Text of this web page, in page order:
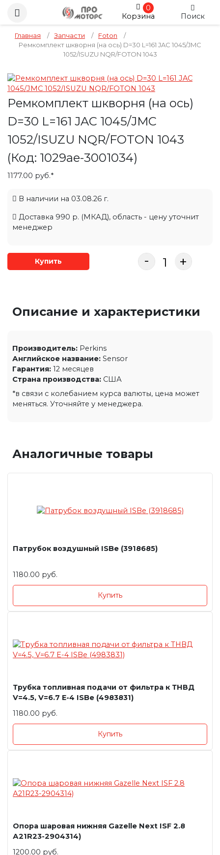
0
Корзина
Поиск
Главная / Запчасти / Foton
/
Ремкомплект шкворня (на ось) D=30 L=161 JAC 1045/JMC
1052/ISUZU NQR/FOTON 1043
Ремкомплект шкворня (на ось)
D=30 L=161 JAC 1045/JMC
1052/ISUZU NQR/FOTON 1043
(Код: 1029ae-3001034)
1177.00 руб.*
В наличии на 03.08.26 г.
Доставка 990 р. (МКАД), область - цену уточнит
менеджер
Купить - +
Описание и характеристики
Производитель: Perkins
Английское название: Sensor
Гарантия: 12 месяцев
Страна производства: США
*в связи с колебанием курса валюты, цена может
меняться. Уточняйте у менеджера.
Аналогичные товары
Патрубок воздушный ISBe (3918685)
1180.00 руб.
Купить
Трубка топливная подачи от фильтра к ТНВД
V=4.5, V=6.7 E-4 ISBe (4983831)
1180.00 руб.
Купить
Опора шаровая нижняя Gazelle Next ISF 2.8
А21R23-2904314)
1200.00 руб.